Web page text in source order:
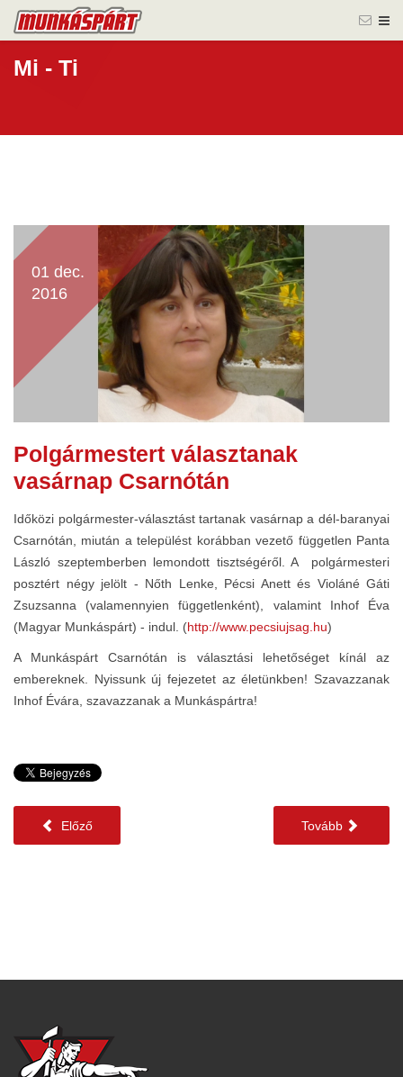
Mi - Ti
01 dec.
2016
Polgármestert választanak
vasárnap Csarnótán
Időközi polgármester-választást tartanak vasárnap a dél-baranyai
Csarnótán, miután a települést korábban vezető független Panta
László szeptemberben lemondott tisztségéről. A polgármesteri
posztért négy jelölt - Nőth Lenke, Pécsi Anett és Violáné Gáti
Zsuzsanna (valamennyien függetlenként), valamint Inhof Éva
(Magyar Munkáspárt) - indul. (http://www.pecsiujsag.hu)
A Munkáspárt Csarnótán is választási lehetőséget kínál az
embereknek. Nyissunk új fejezetet az életünkben! Szavazzanak
Inhof Évára, szavazzanak a Munkáspártra!
Előző Tovább